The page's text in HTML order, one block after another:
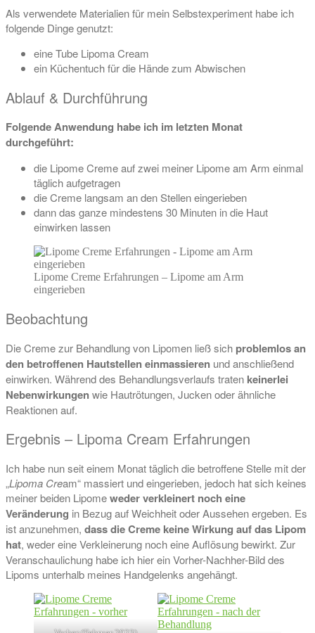
Als verwendete Materialien für mein Selbstexperiment habe ich
folgende Dinge genutzt:
eine Tube Lipoma Cream
ein Küchentuch für die Hände zum Abwischen
Ablauf & Durchführung
Folgende Anwendung habe ich im letzten Monat
durchgeführt:
die Lipome Creme auf zwei meiner Lipome am Arm einmal
täglich aufgetragen
die Creme langsam an den Stellen eingerieben
dann das ganze mindestens 30 Minuten in die Haut
einwirken lassen
Lipome Creme Erfahrungen – Lipome am Arm
eingerieben
Beobachtung
Die Creme zur Behandlung von Lipomen ließ sich problemlos an
den betroffenen Hautstellen einmassieren und anschließend
einwirken. Während des Behandlungsverlaufs traten keinerlei
Nebenwirkungenwie Hautrötungen, Jucken oder ähnliche
Reaktionen auf.
Ergebnis – Lipoma Cream Erfahrungen
Ich habe nun seit einem Monat täglich die betroffene Stelle mit der
„Lipoma Cream“ massiert und eingerieben, jedoch hat sich keines
meiner beiden Lipomeweder verkleinert noch eine
Veränderung in Bezug auf Weichheit oder Aussehen ergeben. Es
ist anzunehmen, dass die Creme keine Wirkung auf das Lipom
hat, weder eine Verkleinerung noch eine Auflösung bewirkt. Zur
Veranschaulichung habe ich hier ein Vorher-Nachher-Bild des
Lipoms unterhalb meines Handgelenks angehängt.